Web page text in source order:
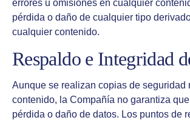
errores u omisiones en cualquier
pérdida o daño de cualquier tipo
cualquier contenido.
Respaldo e Integridad
Aunque se realizan copias de seguridad
contenido, la Compañía no garantiza
pérdida o daño de datos. Los puntos de